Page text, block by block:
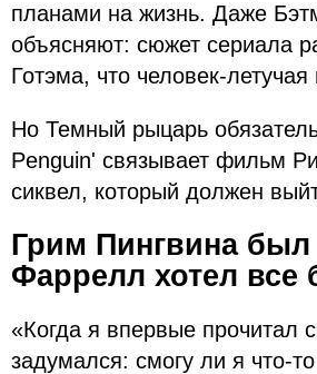
планами на жизнь. Даже
объясняют: сюжет сериала
Готэма, что человек-
Но Темный рыцарь
Penguin' связывает фильм
сиквел, который должен
Грим Пингвина
Фаррелл хотел все
«Когда я впервые прочитал
задумался: смогу ли я что-